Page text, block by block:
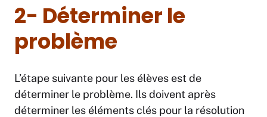
2- Déterminer le
problème
L’étape suivante pour les élèves est de
déterminer le problème. Ils doivent après
déterminer les éléments clés pour la résolution